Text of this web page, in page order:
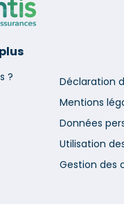
?
Déclaration
Mentions
Données
Utilisation
Gestion des